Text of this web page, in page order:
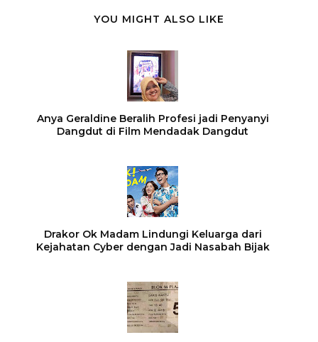
YOU MIGHT ALSO LIKE
Anya Geraldine Beralih Profesi jadi Penyanyi
Dangdut di Film Mendadak Dangdut
Drakor Ok Madam Lindungi Keluarga dari
Kejahatan Cyber dengan Jadi Nasabah Bijak